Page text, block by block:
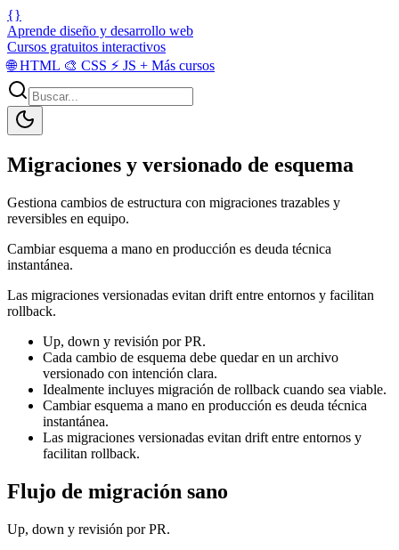
{}
Aprende diseño y desarrollo web
Cursos gratuitos interactivos
🌐HTML 🎨 CSS ⚡ JS + Más cursos
Migraciones y versionado de esquema
Gestiona cambios de estructura con migraciones trazables y
reversibles en equipo.
Cambiar esquema a mano en producción es deuda técnica
instantánea.
Las migraciones versionadas evitan drift entre entornos y facilitan
rollback.
Up, down y revisión por PR.
Cada cambio de esquema debe quedar en un archivo
versionado con intención clara.
Idealmente incluyes migración de rollback cuando sea viable.
Cambiar esquema a mano en producción es deuda técnica
instantánea.
Las migraciones versionadas evitan drift entre entornos y
facilitan rollback.
Flujo de migración sano
Up, down y revisión por PR.